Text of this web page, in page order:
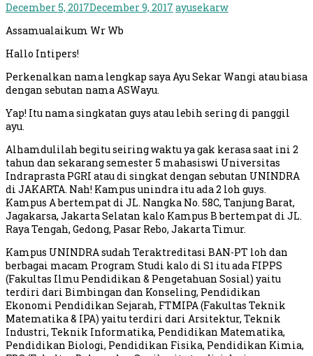
December 5, 2017December 9, 2017 ayusekarw
Assamualaikum Wr Wb
Hallo Intipers!
Perkenalkan nama lengkap saya Ayu Sekar Wangi atau biasa
dengan sebutan nama ASWayu.
Yap! Itu nama singkatan guys atau lebih sering di panggil
ayu.
Alhamdulilah begitu seiring waktu ya gak kerasa saat ini 2
tahun dan sekarang semester 5 mahasiswi Universitas
Indraprasta PGRI atau di singkat dengan sebutan UNINDRA
di JAKARTA. Nah! Kampus unindra itu ada 2 loh guys.
Kampus A bertempat di JL. Nangka No. 58C, Tanjung Barat,
Jagakarsa, Jakarta Selatan kalo Kampus B bertempat di JL.
Raya Tengah, Gedong, Pasar Rebo, Jakarta Timur.
Kampus UNINDRA sudah Teraktreditasi BAN-PT loh dan
berbagai macam Program Studi kalo di S1 itu ada FIPPS
(Fakultas Ilmu Pendidikan & Pengetahuan Sosial) yaitu
terdiri dari Bimbingan dan Konseling, Pendidikan
Ekonomi Pendidikan Sejarah, FTMIPA (Fakultas Teknik
Matematika & IPA) yaitu terdiri dari Arsitektur, Teknik
Industri, Teknik Informatika, Pendidikan Matematika,
Pendidikan Biologi, Pendidikan Fisika, Pendidikan Kimia,